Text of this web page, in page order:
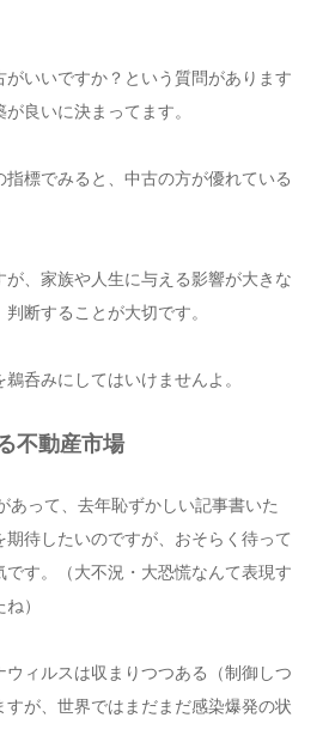
がいいですか？という質問があります
良いに決まってます。
標でみると、中古の方が優れている
が、家族や人生に与える影響が大きな
断することが大切です。
呑みにしてはいけませんよ。
不動産市場
あって、去年恥ずかしい記事書いた
待したいのですが、おそらく待って
です。（大不況・大恐慌なんて表現す
）
ウィルスは収まりつつある（制御しつ
が、世界ではまだまだ感染爆発の状